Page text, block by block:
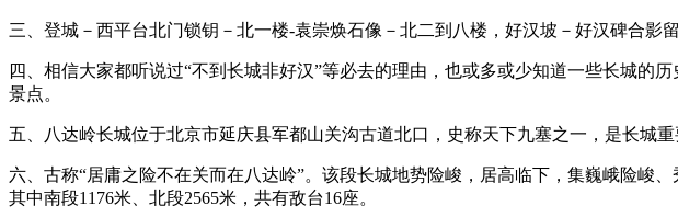
三、登城－西平台北门锁钥－北一楼-袁崇焕石像－北二到八楼，好汉坡－好汉碑合影
四、相信大家都听说过“不到长城非好汉”等必去的理由，也或多或少知道一些长城的
景点。
五、八达岭长城位于北京市延庆县军都山关沟古道北口，史称天下九塞之一，是长城
六、古称“居庸之险不在关而在八达岭”。该段长城地势险峻，居高临下，集巍峨险峻
其中南段1176米、北段2565米，共有敌台16座。